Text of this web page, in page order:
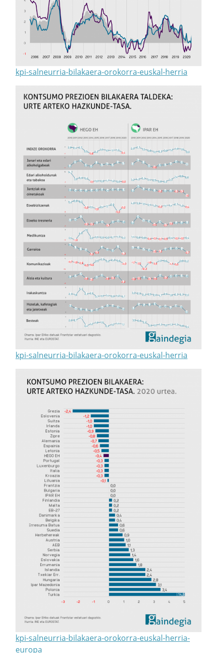
kpi-salneurria-bilakaera-orokorra-euskal-herria
kpi-salneurria-bilakaera-orokorra-euskal-herria
kpi-salneurria-bilakaera-orokorra-euskal-herria-
europa